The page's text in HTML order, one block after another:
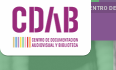
DOCUMENTA DRAMÁTICAS CENTRO